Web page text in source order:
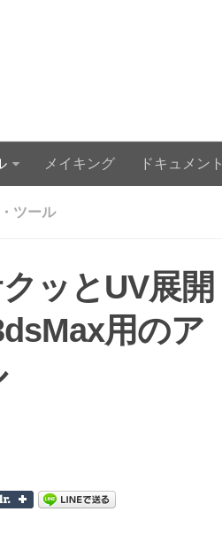
メイキング ドキュメント
ツール
ッとUV展開
用のア